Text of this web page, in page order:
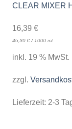
CLEAR MIXER
16,39 €
46,30 €/ 1000 ml
inkl. 19 % MwSt.
zzgl.
Lieferzeit: 2-3